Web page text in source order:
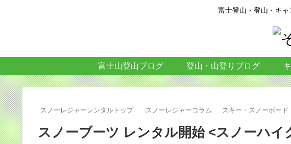
富士登山・登山・キ
富士山登山ブログ 登山・山登りブログ
スノーレジャーレンタルトップ スノーレジャーコラム スキー・スノーボード
スノーブーツ レンタル開始 <スノーハイ